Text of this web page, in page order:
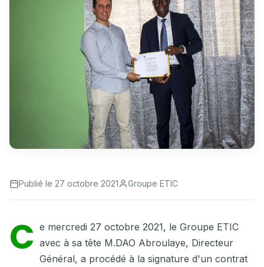
Publié le 27 octobre 2021 Groupe ETIC
C e mercredi 27 octobre 2021, le Groupe ETIC
avec à sa tête M.DAO Abroulaye, Directeur
Général, a procédé à la signature d'un contrat